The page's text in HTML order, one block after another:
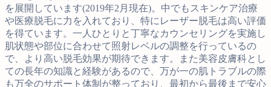
を展開しています(2019年2月現在)。中でもスキンケア治療
や医療脱毛に力を入れており、特にレーザー脱毛は高い評価
を得ています。一人ひとりと丁寧なカウンセリングを実施し
肌状態や部位に合わせて照射レベルの調整を行っているの
で、より高い脱毛効果が期待できます。また美容皮膚科とし
ての長年の知識と経験があるので、万が一の肌トラブルの際
も万全のサポート体制が整っており、最初から最後まで安心